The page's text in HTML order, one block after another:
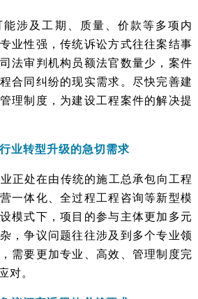
涉及工期、质量、价款等多项内
业性强，传统诉讼方式往往案结事
法审判机构员额法官数量少，案件
合同纠纷的现实需求。尽快完善建
理制度，为建设工程案件的解决提
业转型升级的急切需求
正处在由传统的施工总承包向工程
一体化、全过程工程咨询等新型模
模式下，项目的参与主体更加多元
，争议问题往往涉及到多个专业领
需要更加专业、高效、管理制度完
对。